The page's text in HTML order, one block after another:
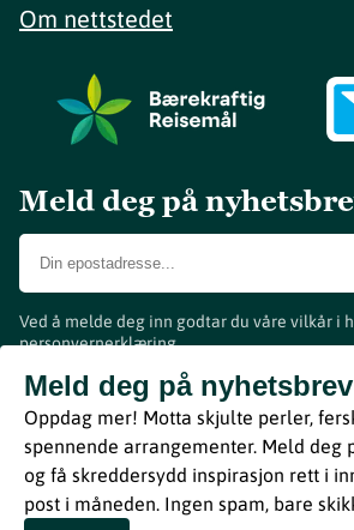
Om nettstedet
Meld deg på
Ved å melde deg inn godtar du våre vilkår i
personvernerklæring.
Meld deg på nyhetsbrev
Oppdag mer! Motta skjulte perler,
spennende arrangementer. Meld deg
og få skreddersydd inspirasjon rett i
post i måneden. Ingen spam, bare
www.visitvestfold.com
Turistinformasjon
Vestfold Fylkeskommune
ByBreakfast